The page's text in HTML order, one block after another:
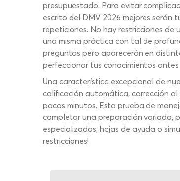
presupuestado. Para evitar
escrito del DMV 2026 mejores serán
repeticiones. No hay restricciones de
una misma práctica con tal de
preguntas pero aparecerán en
perfeccionar tus conocimientos
Una característica excepcional de
calificación automática, corrección
pocos minutos. Esta prueba de
completar una preparación variada,
especializados, hojas de ayuda o
restricciones!